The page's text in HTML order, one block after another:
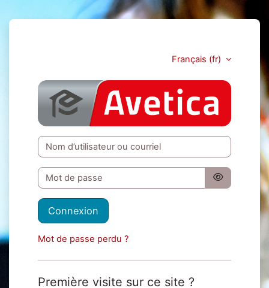
Passer au contenu principal
Français ‎(fr)‎
Avetica NL
Procédure de création de compte
Nom d’utilisateur ou courriel
Mot de passe
Connexion
Mot de passe perdu ?
Première visite sur ce site ?